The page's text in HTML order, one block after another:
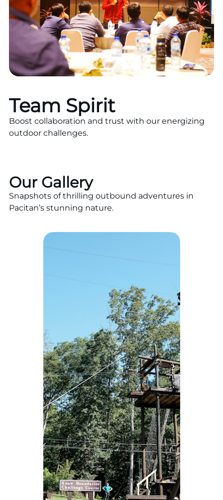
Team Spirit
Boost collaboration and trust with our energizing
outdoor challenges.
Our Gallery
Snapshots of thrilling outbound adventures in
Pacitan’s stunning nature.